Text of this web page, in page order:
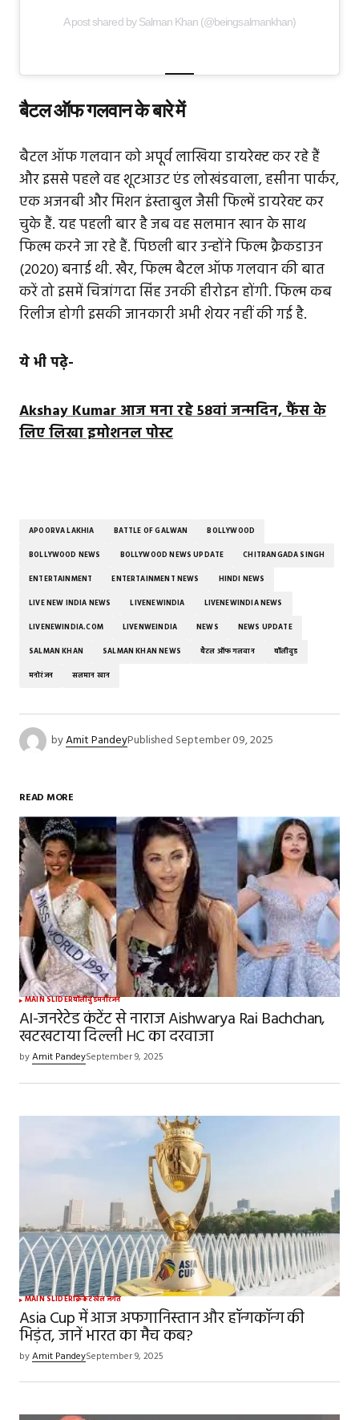
A post shared by Salman Khan (@beingsalmankhan)
बैटल ऑफ गलवान के बारे में
बैटल ऑफ गलवान को अपूर्व लाखिया डायरेक्ट कर रहे हैं
और इससे पहले वह शूटआउट एंड लोखंडवाला, हसीना पार्कर,
एक अजनबी और मिशन इंस्ताबुल जैसी फिल्में डायरेक्ट कर
चुके हैं. यह पहली बार है जब वह सलमान खान के साथ
फिल्म करने जा रहे हैं. पिछली बार उन्होंने फिल्म क्रैकडाउन
(2020) बनाई थी. खैर, फिल्म बैटल ऑफ गलवान की बात
करें तो इसमें चित्रांगदा सिंह उनकी हीरोइन होंगी. फिल्म कब
रिलीज होगी इसकी जानकारी अभी शेयर नहीं की गई है.
ये भी पढ़े-
Akshay Kumar आज मना रहे 58वां जन्मदिन, फैंस के
लिए लिखा इमोशनल पोस्ट
APOORVA LAKHIA BATTLE OF GALWAN BOLLYWOOD
BOLLYWOOD NEWS BOLLYWOOD NEWS UPDATE CHITRANGADA SINGH
ENTERTAINMENT ENTERTAINMENT NEWS HINDI NEWS
LIVE NEW INDIA NEWS LIVENEWINDIA LIVENEWINDIA NEWS
LIVENEWINDIA.COM LIVENWEINDIA NEWS NEWS UPDATE
SALMAN KHAN SALMAN KHAN NEWS बैटल ऑफ गलवान बॉलीवुड
मनोरंजन सलमान खान
byAmit PandeyPublished September 09, 2025
READ MORE
MAIN SLIDERबॉलीवुडमनोरंजन
AI-जनरेटेड कंटेंट से नाराज Aishwarya Rai Bachchan,
खटखटाया दिल्ली HC का दरवाजा
byAmit PandeySeptember 9, 2025
MAIN SLIDERक्रिकेटखेल जगत
Asia Cup में आज अफगानिस्तान और हॉन्गकॉन्ग की
भिड़ंत, जानें भारत का मैच कब?
byAmit PandeySeptember 9, 2025